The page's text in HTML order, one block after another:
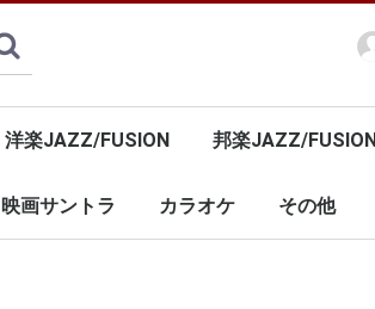
洋楽JAZZ/FUSION
LP/12inch/10inch
7inch
邦楽JAZZ/FUSION
LP/12inch/10inch
7inch
映画サントラ カラオケ その他